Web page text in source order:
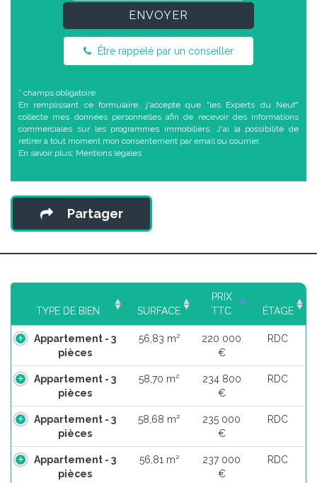
ENVOYER
Être rappelé par un conseiller
* champs obligatoire
En remplissant ce formulaire, j'accepte que "les Experts du Neuf"
collecte mes données personnelles afin de recevoir des informations
commerciales sur les programmes immobiliers. J'ai la possibilité de
retirer à tout moment mon consentement par email ou courrier.
En savoir plus: Mentions légales
Partager
TYPE DE BIEN SURFACE
PRIX
TTC
ÉTAGE
Appartement - 3
pièces
56,83 m²
220 000
€
RDC
Appartement - 3
pièces
58,70 m²
234 800
€
RDC
Appartement - 3
pièces
58,68 m²
235 000
€
RDC
Appartement - 3
pièces
56,81 m²
237 000
€
RDC